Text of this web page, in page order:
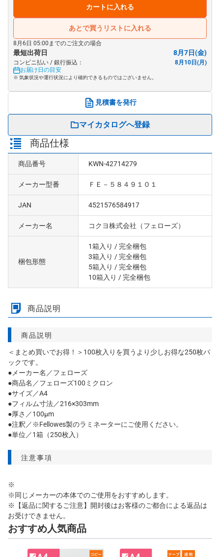
カートに入れる
あとで買うリストに入れる
8月6日 05:00までのご注文の場合
最短出荷日 8月7日(金)
コンビニ払い / 銀行振込：
8月10日(月)
お届け日の目安
※ 気象状況や運行状況により確約できるものではございません。
見積書を発行
マイカタログへ登録
商品仕様
商品番号 KWN-42714279
メーカー型番 ＦＥ－５８４９１０１
JAN 4521576584917
メーカー名 コクヨ株式会社（フェローズ）
梱包形態
1箱入り / 完全梱包
3箱入り / 完全梱包
5箱入り / 完全梱包
10箱入り / 完全梱包
商品説明
商品説明
＜まとめ買いでお得！＞100枚入りを買うより少しお得な250枚パ
ックです。
●メーカー名／フェローズ
●商品名／フェローズ100ミクロン
●サイズ／A4
●フィルム寸法／216×303mm
●厚さ／100μm
●注釈／※Fellowes製のラミネーターにご使用ください。
●単位／1箱（250枚入）
注意事項
※
※同じメーカーの本体でのご使用をおすすめします。
※【返品に関するご注意】開封後はお客様のご都合による返品は
お受けできません。
おすすめ人気商品